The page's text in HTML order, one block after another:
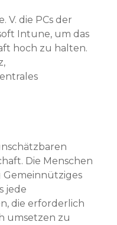
V. die PCs der
Intune, um das
hoch zu halten.
Die Menschen
Gemeinnütziges
jede
die erforderlich
umsetzen zu